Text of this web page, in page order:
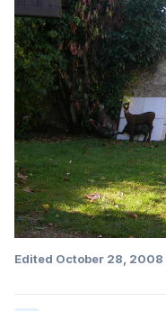
Edited October 28, 2008